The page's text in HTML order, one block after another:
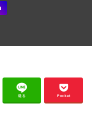
送る Pocket